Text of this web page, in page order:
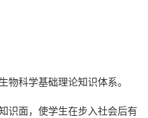
科学基础理论知识体系。
识面，使学生在步入社会后有